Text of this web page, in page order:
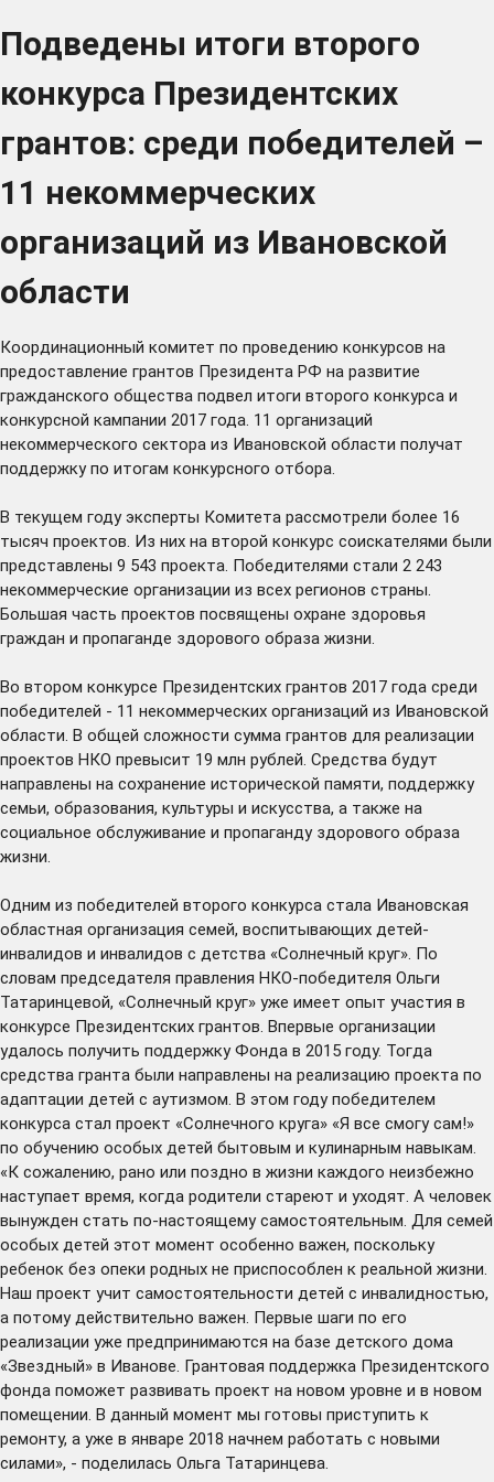
Подведены итоги второго
конкурса Президентских
грантов: среди победителей –
11 некоммерческих
организаций из Ивановской
области
Координационный комитет по проведению конкурсов на
предоставление грантов Президента РФ на развитие
гражданского общества подвел итоги второго конкурса и
конкурсной кампании 2017 года. 11 организаций
некоммерческого сектора из Ивановской области получат
поддержку по итогам конкурсного отбора.
В текущем году эксперты Комитета рассмотрели более 16
тысяч проектов. Из них на второй конкурс соискателями были
представлены 9 543 проекта. Победителями стали 2 243
некоммерческие организации из всех регионов страны.
Большая часть проектов посвящены охране здоровья
граждан и пропаганде здорового образа жизни.
Во втором конкурсе Президентских грантов 2017 года среди
победителей - 11 некоммерческих организаций из Ивановской
области. В общей сложности сумма грантов для реализации
проектов НКО превысит 19 млн рублей. Средства будут
направлены на сохранение исторической памяти, поддержку
семьи, образования, культуры и искусства, а также на
социальное обслуживание и пропаганду здорового образа
жизни.
Одним из победителей второго конкурса стала Ивановская
областная организация семей, воспитывающих детей-
инвалидов и инвалидов с детства «Солнечный круг». По
словам председателя правления НКО-победителя Ольги
Татаринцевой, «Солнечный круг» уже имеет опыт участия в
конкурсе Президентских грантов. Впервые организации
удалось получить поддержку Фонда в 2015 году. Тогда
средства гранта были направлены на реализацию проекта по
адаптации детей с аутизмом. В этом году победителем
конкурса стал проект «Солнечного круга» «Я все смогу сам!»
по обучению особых детей бытовым и кулинарным навыкам.
«К сожалению, рано или поздно в жизни каждого неизбежно
наступает время, когда родители стареют и уходят. А человек
вынужден стать по-настоящему самостоятельным. Для семей
особых детей этот момент особенно важен, поскольку
ребенок без опеки родных не приспособлен к реальной жизни.
Наш проект учит самостоятельности детей с инвалидностью,
а потому действительно важен. Первые шаги по его
реализации уже предпринимаются на базе детского дома
«Звездный» в Иванове. Грантовая поддержка Президентского
фонда поможет развивать проект на новом уровне и в новом
помещении. В данный момент мы готовы приступить к
ремонту, а уже в январе 2018 начнем работать с новыми
силами», - поделилась Ольга Татаринцева.